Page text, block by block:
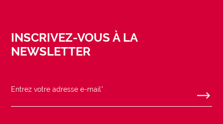
INSCRIVEZ-VOUS À LA
NEWSLETTER